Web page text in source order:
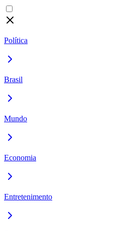
Política
Brasil
Mundo
Economia
Entretenimento